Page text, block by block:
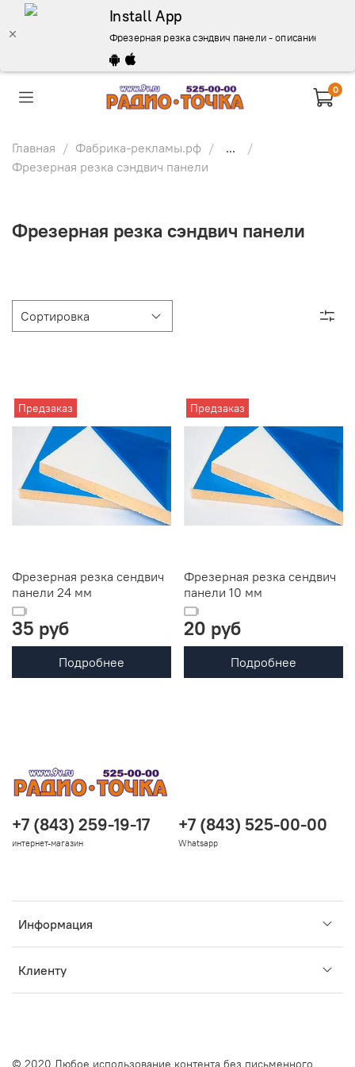
Install App
Фрезерная резка сэндвич панели - описание,
0
Главная Фабрика-рекламы.рф
...
Фрезерная резка сэндвич панели
Фрезерная резка сэндвич панели
Предзаказ
Фрезерная резка сендвич
панели 24 мм
35 руб
Подробнее
Предзаказ
Фрезерная резка сендвич
панели 10 мм
20 руб
Подробнее
Информация
Клиенту
+7 (843) 259-19-17
интернет-магазин
+7 (843) 525-00-00
Whatsapp
© 2020 Любое использование контента без письменного